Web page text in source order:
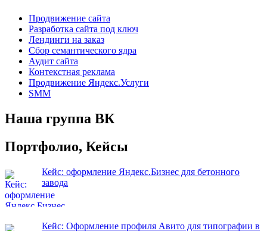
Продвижение сайта
Разработка сайта под ключ
Лендинги на заказ
Сбор семантического ядра
Аудит сайта
Контекстная реклама
Продвижение Яндекс.Услуги
SMM
Наша группа ВК
Портфолио, Кейсы
Кейс: оформление Яндекс.Бизнес для бетонного
завода
Кейс: Оформление профиля Авито для типографии в